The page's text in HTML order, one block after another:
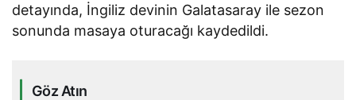
detayında, İngiliz devinin Galatasaray ile sezon
sonunda masaya oturacağı kaydedildi.
Göz Atın